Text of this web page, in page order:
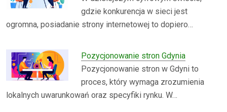
gdzie konkurencja w sieci jest
ogromna, posiadanie strony internetowej to dopiero…
Pozycjonowanie stron Gdynia
Pozycjonowanie stron w Gdyni to
proces, który wymaga zrozumienia
lokalnych uwarunkowań oraz specyfiki rynku. W…